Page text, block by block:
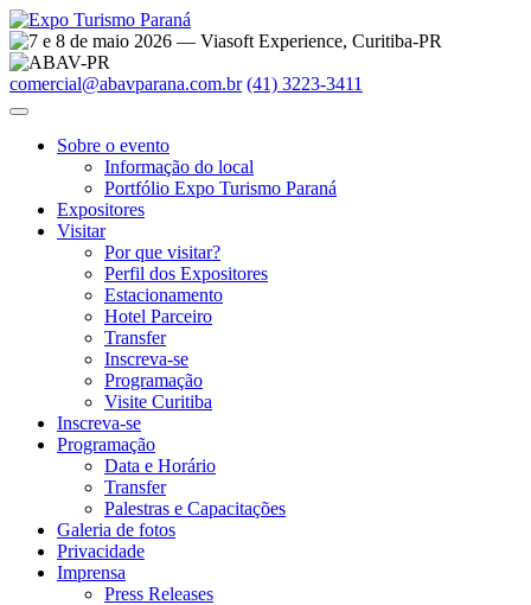
comercial@abavparana.com.br (41) 3223-3411
Sobre o evento
Informação do local
Portfólio Expo Turismo Paraná
Expositores
Visitar
Por que visitar?
Perfil dos Expositores
Estacionamento
Hotel Parceiro
Transfer
Inscreva-se
Programação
Visite Curitiba
Inscreva-se
Programação
Data e Horário
Transfer
Palestras e Capacitações
Galeria de fotos
Privacidade
Imprensa
Press Releases